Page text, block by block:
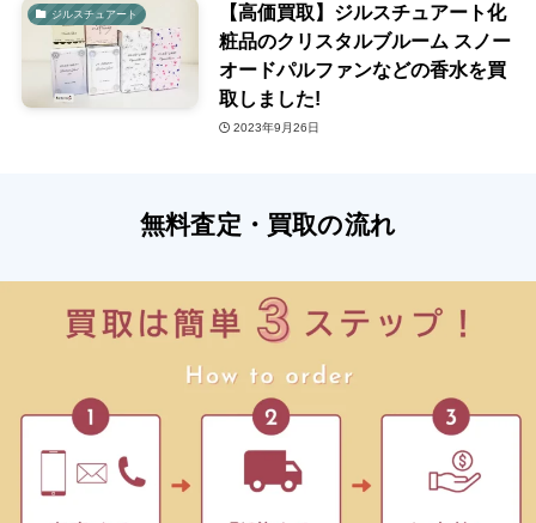
ジルスチュアート
【高価買取】ジルスチュアート化
粧品のクリスタルブルーム スノー
オードパルファンなどの香水を買
取しました!
2023年9月26日
無料査定・買取の流れ